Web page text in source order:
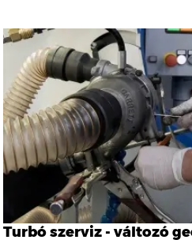
Turbó szerviz - változó